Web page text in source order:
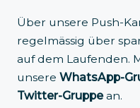
Über unsere Push-
regelmässig über
auf dem Laufenden.
unsere WhatsApp-
Twitter-Gruppean.